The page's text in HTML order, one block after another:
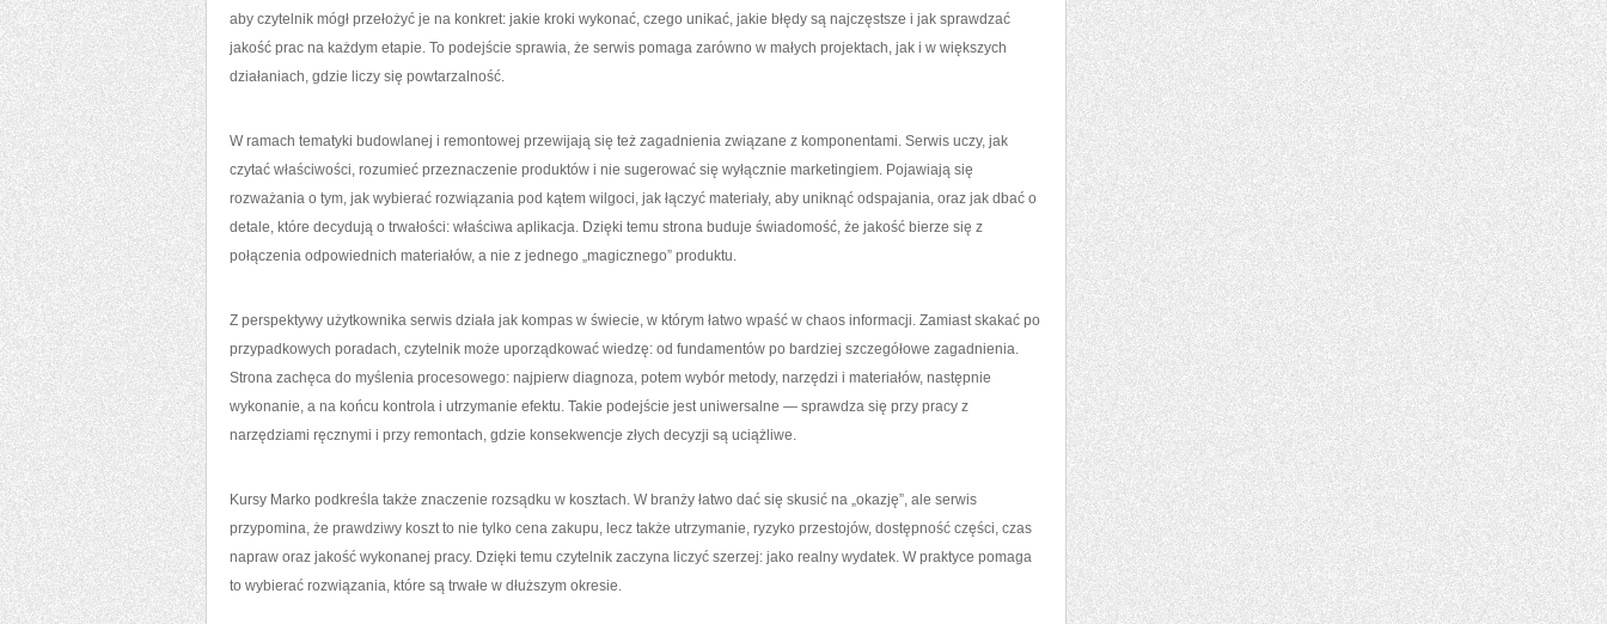
aby czytelnik mógł przełożyć je na konkret: jakie kroki wykonać, czego unikać, jakie błędy są najczęstsze i jak sprawdzać
jakość prac na każdym etapie. To podejście sprawia, że serwis pomaga zarówno w małych projektach, jak i w większych
działaniach, gdzie liczy się powtarzalność.
W ramach tematyki budowlanej i remontowej przewijają się też zagadnienia związane z komponentami. Serwis uczy, jak
czytać właściwości, rozumieć przeznaczenie produktów i nie sugerować się wyłącznie marketingiem. Pojawiają się
rozważania o tym, jak wybierać rozwiązania pod kątem wilgoci, jak łączyć materiały, aby uniknąć odspajania, oraz jak dbać o
detale, które decydują o trwałości: właściwa aplikacja. Dzięki temu strona buduje świadomość, że jakość bierze się z
połączenia odpowiednich materiałów, a nie z jednego „magicznego” produktu.
Z perspektywy użytkownika serwis działa jak kompas w świecie, w którym łatwo wpaść w chaos informacji. Zamiast skakać po
przypadkowych poradach, czytelnik może uporządkować wiedzę: od fundamentów po bardziej szczegółowe zagadnienia.
Strona zachęca do myślenia procesowego: najpierw diagnoza, potem wybór metody, narzędzi i materiałów, następnie
wykonanie, a na końcu kontrola i utrzymanie efektu. Takie podejście jest uniwersalne — sprawdza się przy pracy z
narzędziami ręcznymi i przy remontach, gdzie konsekwencje złych decyzji są uciążliwe.
Kursy Marko podkreśla także znaczenie rozsądku w kosztach. W branży łatwo dać się skusić na „okazję”, ale serwis
przypomina, że prawdziwy koszt to nie tylko cena zakupu, lecz także utrzymanie, ryzyko przestojów, dostępność części, czas
napraw oraz jakość wykonanej pracy. Dzięki temu czytelnik zaczyna liczyć szerzej: jako realny wydatek. W praktyce pomaga
to wybierać rozwiązania, które są trwałe w dłuższym okresie.